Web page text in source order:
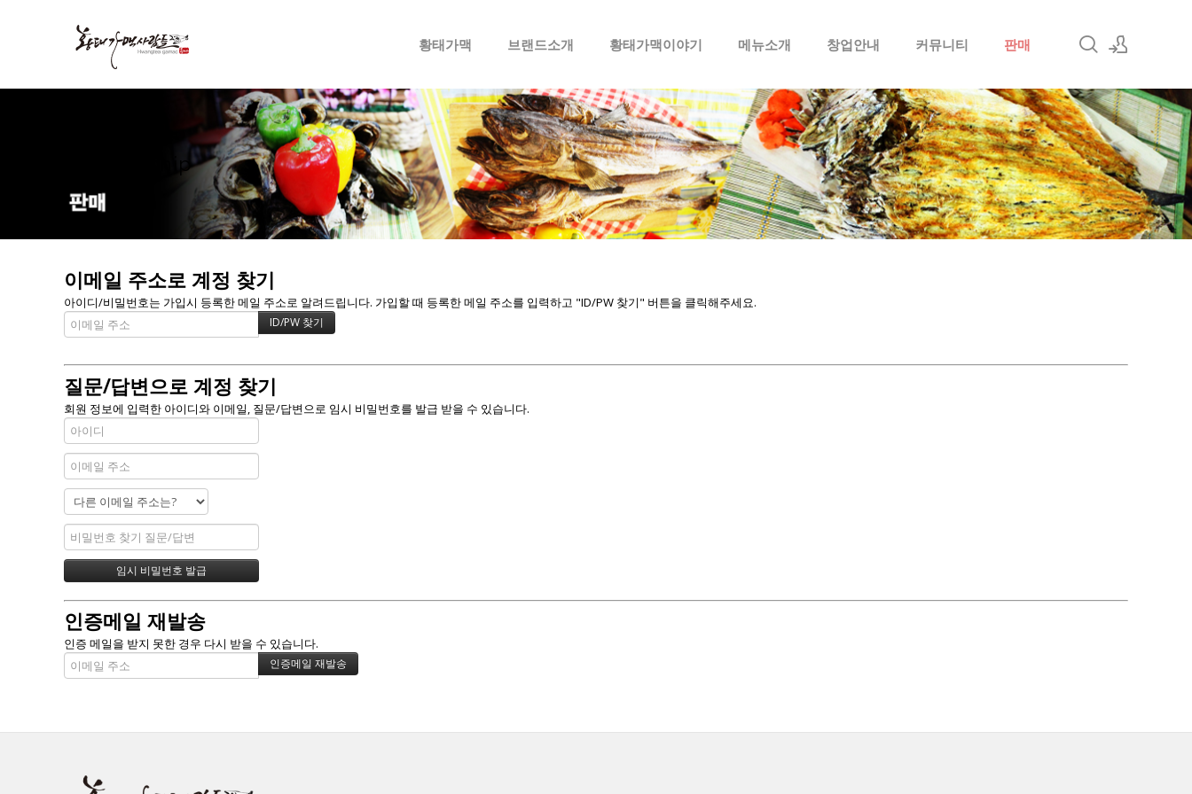
로그인
회원가입
황태가맥 브랜드소개 황태가맥이야기 메뉴소개 창업안내 커뮤니티 판매
Membership
이메일 주소로 계정 찾기
아이디/비밀번호는 가입시 등록한 메일 주소로 알려드립니다. 가입할 때 등록한 메일 주소를 입력하고 "ID/PW 찾기" 버튼을 클릭해주세요.
질문/답변으로 계정 찾기
회원 정보에 입력한 아이디와 이메일, 질문/답변으로 임시 비밀번호를 발급 받을 수 있습니다.
인증메일 재발송
인증 메일을 받지 못한 경우 다시 받을 수 있습니다.